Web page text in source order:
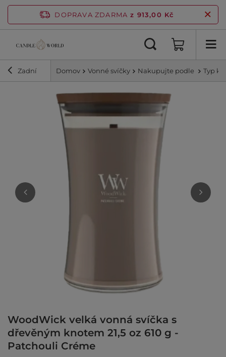
DOPRAVA ZDARMA z 913,00 Kč
Zadní Domov Vonné svíčky Nakupujte podle Typ
WoodWick velká vonná svíčka s
dřevěným knotem 21,5 oz 610 g -
Patchouli Créme